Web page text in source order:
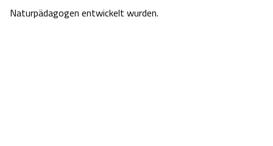
Naturpädagogen entwickelt wurden.